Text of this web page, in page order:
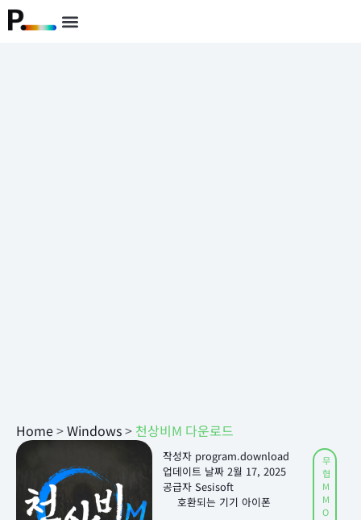
Home>Windows> 천상비M 다운로드
작성자 program.download
업데이트 날짜 2월 17, 2025
공급자 Sesisoft
호환되는 기기 아이폰
무
협
M
M
O